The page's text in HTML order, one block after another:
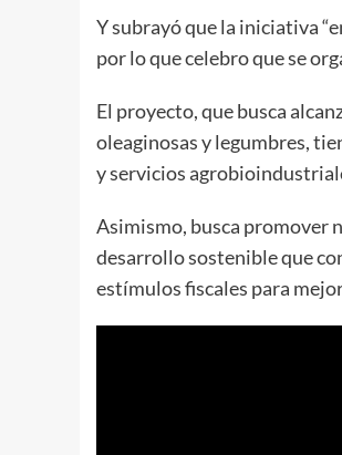
Y subrayó que la iniciativa
por lo que celebro que se
El proyecto, que busca
oleaginosas y legumbres,
y servicios
Asimismo, busca promover
desarrollo sostenible que
estímulos fiscales para